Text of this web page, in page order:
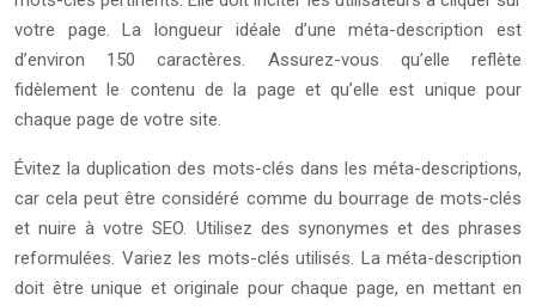
votre page. La longueur idéale d’une méta-description est
d’environ 150 caractères. Assurez-vous qu’elle reflète
fidèlement le contenu de la page et qu’elle est unique pour
chaque page de votre site.
Évitez la duplication des mots-clés dans les méta-descriptions,
car cela peut être considéré comme du bourrage de mots-clés
et nuire à votre SEO. Utilisez des synonymes et des phrases
reformulées. Variez les mots-clés utilisés. La méta-description
doit être unique et originale pour chaque page, en mettant en